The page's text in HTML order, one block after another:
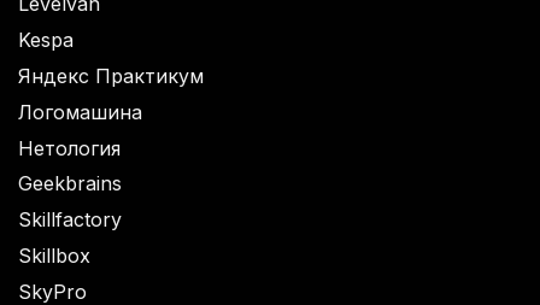
Kespa
Яндекс Практикум
Логомашина
Нетология
Geekbrains
Skillfactory
Skillbox
SkyPro